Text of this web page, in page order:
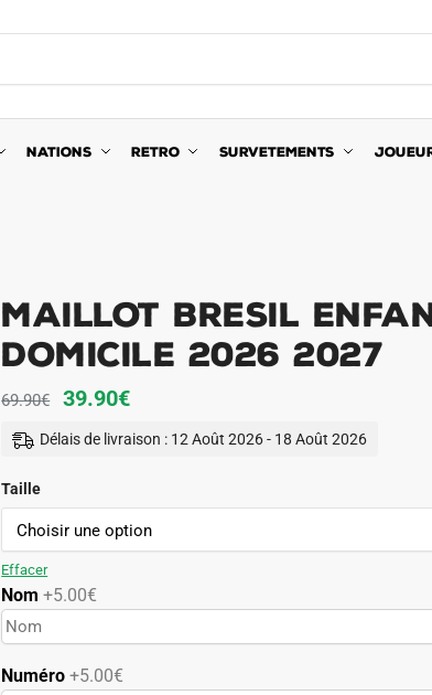
NATIONS RETRO SURVETEMENTS
Maillot Bresil
Domicile 2026 2027
69.90€
Le
prix
69.90€.
39.90€Le
prix
39.90€.
Délais de livraison : 12 Août 2026 - 18 Août 2026
Taille
Effacer
Nom +5.00€
Numéro+5.00€